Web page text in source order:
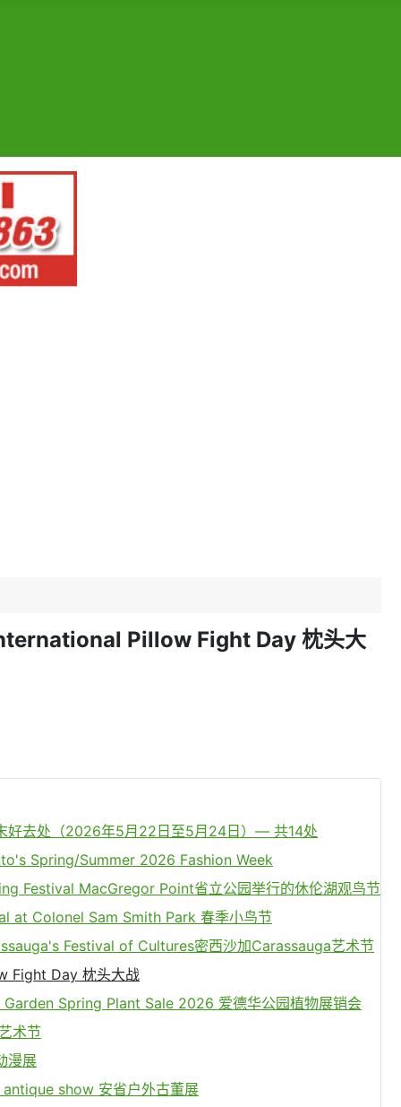
Pillow Fight Day 枕头大
好去处（2026年5月22日至5月24日）— 共14处
Spring/Summer 2026 Fashion Week
Festival MacGregor Point省立公园举行的休伦湖观鸟节
at Colonel Sam Smith Park 春季小鸟节
Festival of Cultures密西沙加Carassauga艺术节
Fight Day 枕头大战
Spring Plant Sale 2026 爱德华公园植物展销会
术节
漫展
show 安省户外古董展